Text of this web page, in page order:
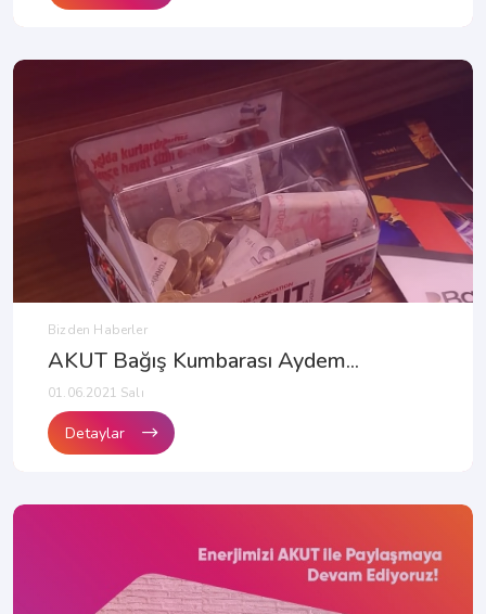
Bizden Haberler
AKUT Bağış Kumbarası Aydem...
01.06.2021 Salı
Detaylar